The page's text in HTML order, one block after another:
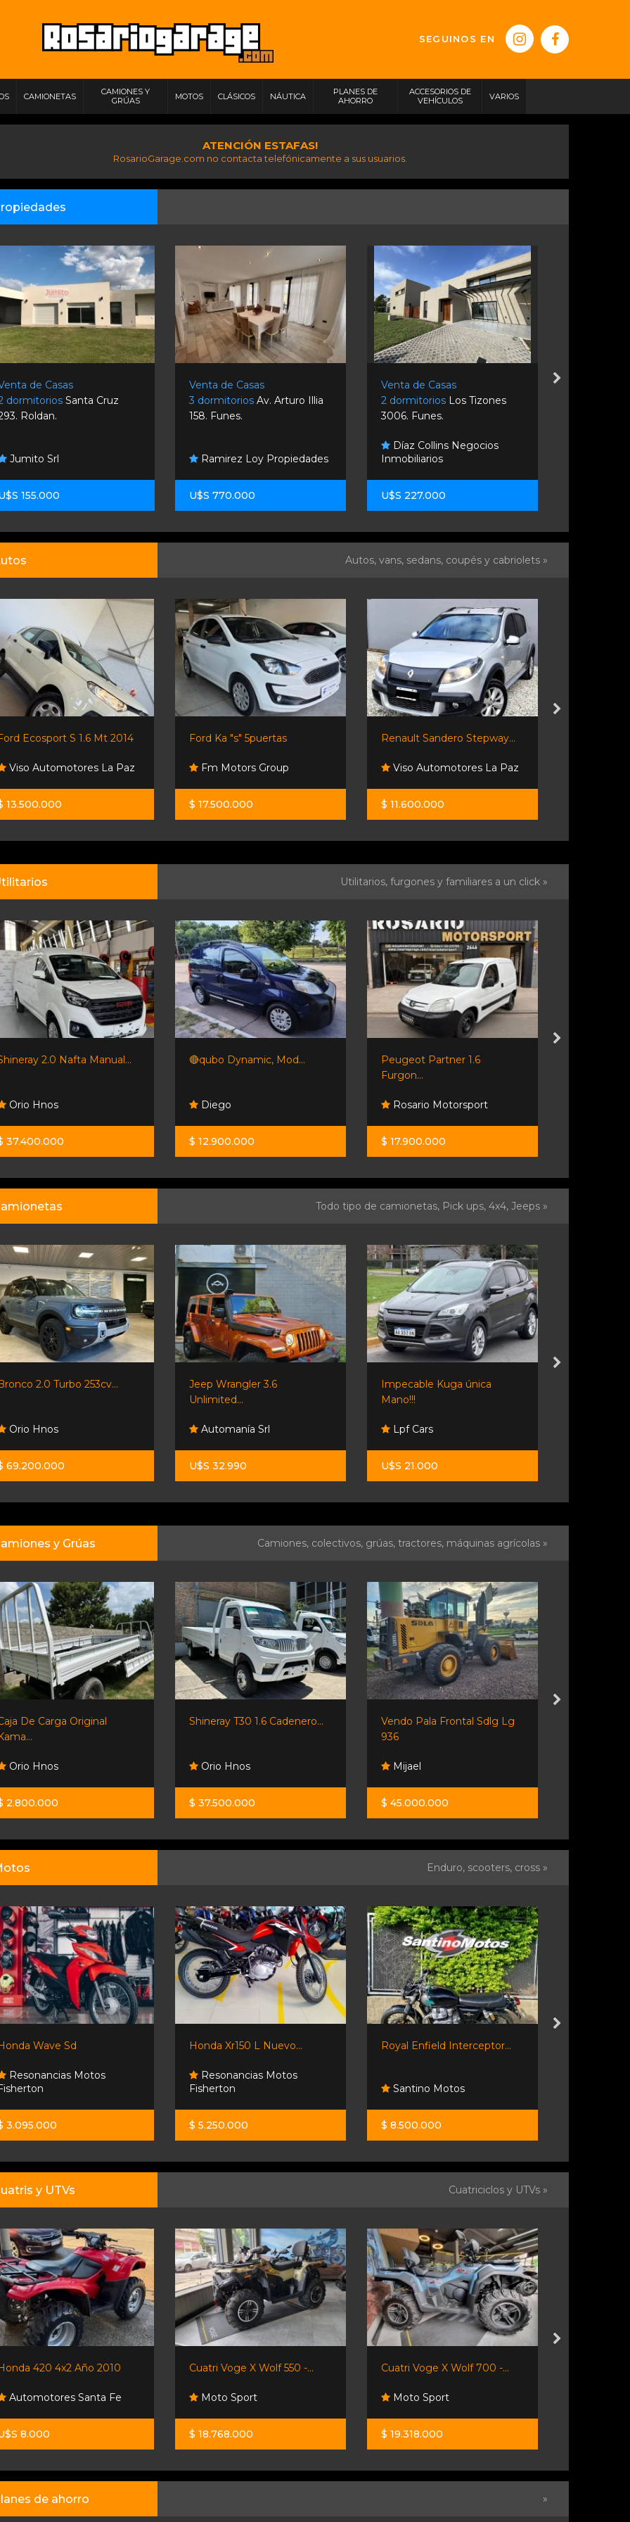
SEGUINOS EN
CAMIONETAS
CAMIONES Y
GRÚAS
MOTOS CLÁSICOS NÁUTICA
PLANES DE
AHORRO
ACCESORIOS DE
VEHÍCULOS
VARIOS
ATENCIÓN ESTAFAS!
RosarioGarage.com no contacta telefónicamente a sus usuarios.
de Casas
dormitorios Santa Cruz
Roldan.
Jumito Srl
155.000
Venta de Casas
3 dormitoriosAv. Arturo Illia
158. Funes.
Ramirez Loy Propiedades
U$S 770.000
Venta de Casas
2 dormitorios Los Tizones
3006. Funes.
Díaz Collins Negocios
Inmobiliarios
U$S 227.000
Autos, vans, sedans, coupés y cabriolets »
Ecosport S 1.6 Mt 2014
Viso Automotores La Paz
13.500.000
Ford Ka "s" 5puertas
Fm Motors Group
$ 17.500.000
Renault Sandero Stepway...
Viso Automotores La Paz
$ 11.600.000
Utilitarios, furgones y familiares a un click »
2.0 Nafta Manual...
Orio Hnos
37.400.000
🔴qubo Dynamic, Mod...
Diego
$ 12.900.000
Peugeot Partner 1.6
Furgon...
Rosario Motorsport
$ 17.900.000
Todo tipo de camionetas, Pick ups, 4x4, Jeeps »
2.0 Turbo 253cv...
Orio Hnos
69.200.000
Jeep Wrangler 3.6
Unlimited...
Automanía Srl
U$S 32.990
Impecable Kuga única
Mano!!!
Lpf Cars
U$S 21.000
y Grúas Camiones, colectivos, grúas, tractores, máquinas agrícolas »
De Carga Original
Orio Hnos
2.800.000
Shineray T30 1.6 Cadenero...
Orio Hnos
$ 37.500.000
Vendo Pala Frontal Sdlg Lg
936
Mijael
$ 45.000.000
Enduro, scooters, cross »
Wave Sd
Resonancias Motos
3.095.000
Honda Xr150 L Nuevo...
Resonancias Motos
Fisherton
$ 5.250.000
Royal Enfield Interceptor...
Santino Motos
$ 8.500.000
y UTVs Cuatriciclos y UTVs »
420 4x2 Año 2010
Automotores Santa Fe
8.000
Cuatri Voge X Wolf 550 -...
Moto Sport
$ 18.768.000
Cuatri Voge X Wolf 700 -...
Moto Sport
$ 19.318.000
de ahorro »